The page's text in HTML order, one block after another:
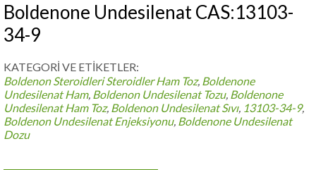
Boldenone Undesilenat CAS:13103-
34-9
KATEGORİ VE ETİKETLER:
Boldenon Steroidleri Steroidler Ham Toz, Boldenone
Undesilenat Ham, Boldenon Undesilenat Tozu, Boldenone
Undesilenat Ham Toz, Boldenon Undesilenat Sıvı, 13103-34-9,
Boldenon Undesilenat Enjeksiyonu, Boldenone Undesilenat
Dozu